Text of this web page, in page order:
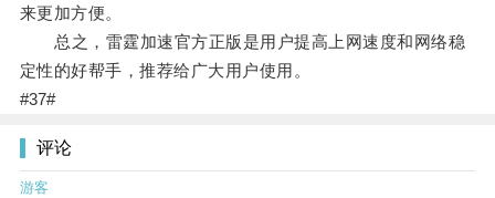
来更加方便。
总之，雷霆加速官方正版是用户提高上网速度和网络稳
定性的好帮手，推荐给广大用户使用。
#37#
评论
游客